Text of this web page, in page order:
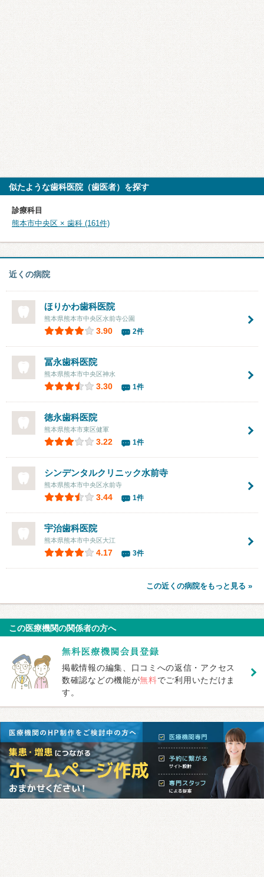
似たような歯科医院（歯医者）を探す
診療科目
熊本市中央区 × 歯科 (161件)
近くの病院
ほりかわ歯科医院
熊本県熊本市中央区水前寺公園
3.90 2件
冨永歯科医院
熊本県熊本市中央区神水
3.30 1件
徳永歯科医院
熊本県熊本市東区健軍
3.22 1件
シンデンタルクリニック水前寺
熊本県熊本市中央区水前寺
3.44 1件
宇治歯科医院
熊本県熊本市中央区大江
4.17 3件
この近くの病院をもっと見る »
この医療機関の関係者の方へ
掲載情報の編集、口コミへの返信・アクセス
数確認などの機能が無料でご利用いただけま
す。